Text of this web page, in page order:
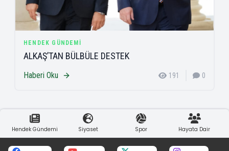
HENDEK GÜNDEMI
ALKAŞ’TAN BÜLBÜLE DESTEK
Haberi Oku 191 0
Hendek Gündemi Siyaset Spor Hayata Dair